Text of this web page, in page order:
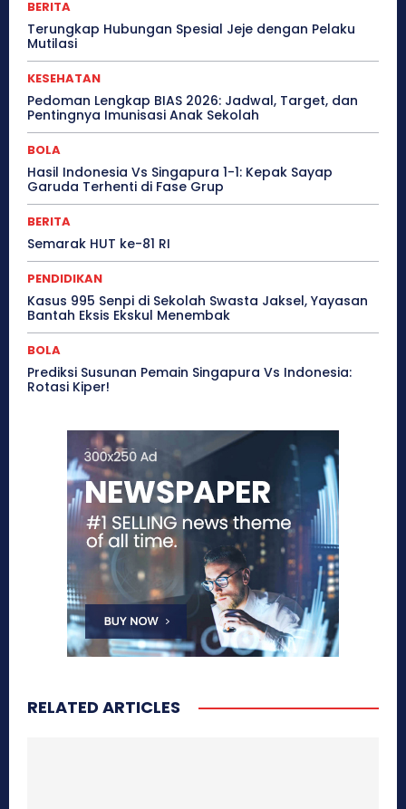
BERITA
Terungkap Hubungan Spesial Jeje dengan Pelaku
Mutilasi
KESEHATAN
Pedoman Lengkap BIAS 2026: Jadwal, Target, dan
Pentingnya Imunisasi Anak Sekolah
BOLA
Hasil Indonesia Vs Singapura 1-1: Kepak Sayap
Garuda Terhenti di Fase Grup
BERITA
Semarak HUT ke-81 RI
PENDIDIKAN
Kasus 995 Senpi di Sekolah Swasta Jaksel, Yayasan
Bantah Eksis Ekskul Menembak
BOLA
Prediksi Susunan Pemain Singapura Vs Indonesia:
Rotasi Kiper!
RELATED ARTICLES